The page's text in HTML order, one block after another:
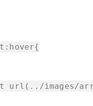
url(../images/